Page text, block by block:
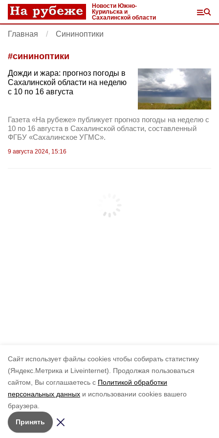
Cайт использует файлы cookies чтобы собирать статистику
(Яндекс.Метрика и Liveinternet).
Продолжая пользоваться
сайтом, Вы соглашаетесь с Политикой обработки
персональных данных и использовании cookies вашего
браузера.
Принять
Новости Южно-
Курильска и
Сахалинской области
Главная Сининоптики
#сининоптики
Дожди и жара: прогноз погоды в
Сахалинской области на неделю
с 10 по 16 августа
Газета «На рубеже» публикует прогноз погоды на неделю с
10 по 16 августа в Сахалинской области, составленный
ФГБУ «Сахалинское УГМС».
9 августа 2024, 15:16